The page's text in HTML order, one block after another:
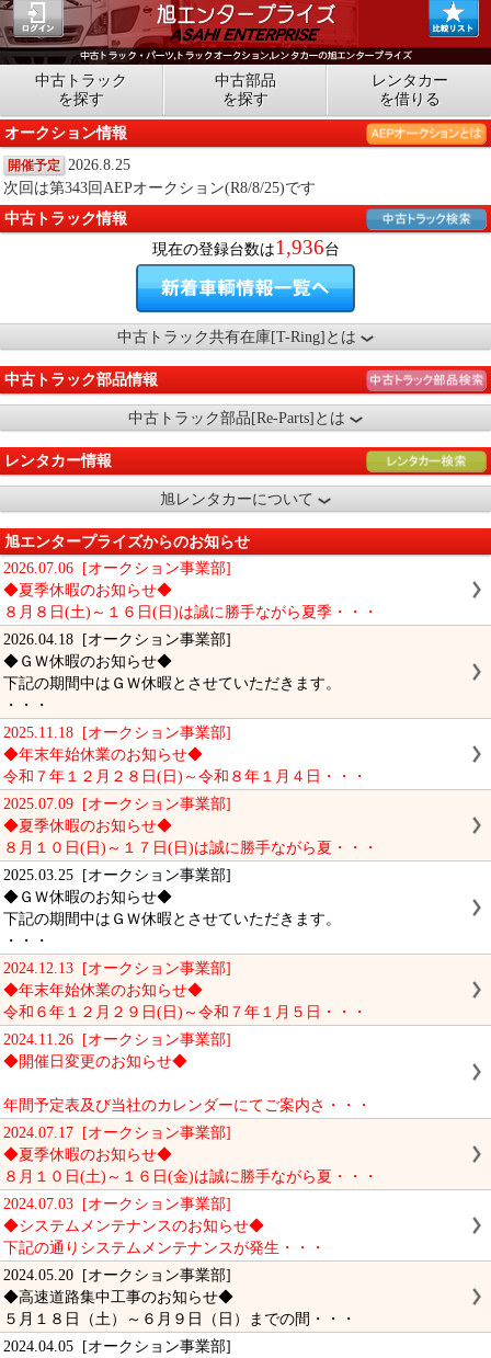
中古トラック
を探す
中古部品
を探す
レンタカー
を借りる
オークション情報
開催予定
2026.8.25
次回は第343回AEPオークション(R8/8/25)です
中古トラック情報
現在の登録台数は1,936台
中古トラック共有在庫[T-Ring]とは
中古トラック部品情報
中古トラック部品[Re-Parts]とは
レンタカー情報
旭レンタカーについて
旭エンタープライズからのお知らせ
2026.07.06 [オークション事業部]
◆夏季休暇のお知らせ◆
８月８日(土)～１６日(日)は誠に勝手ながら夏季・・・
2026.04.18 [オークション事業部]
◆ＧＷ休暇のお知らせ◆
下記の期間中はＧＷ休暇とさせていただきます。
・・・
2025.11.18 [オークション事業部]
◆年末年始休業のお知らせ◆
令和７年１２月２８日(日)～令和８年１月４日・・・
2025.07.09 [オークション事業部]
◆夏季休暇のお知らせ◆
８月１０日(日)～１７日(日)は誠に勝手ながら夏・・・
2025.03.25 [オークション事業部]
◆ＧＷ休暇のお知らせ◆
下記の期間中はＧＷ休暇とさせていただきます。
・・・
2024.12.13 [オークション事業部]
◆年末年始休業のお知らせ◆
令和６年１２月２９日(日)～令和７年１月５日・・・
2024.11.26 [オークション事業部]
◆開催日変更のお知らせ◆
年間予定表及び当社のカレンダーにてご案内さ・・・
2024.07.17 [オークション事業部]
◆夏季休暇のお知らせ◆
８月１０日(土)～１６日(金)は誠に勝手ながら夏・・・
2024.07.03 [オークション事業部]
◆システムメンテナンスのお知らせ◆
下記の通りシステムメンテナンスが発生・・・
2024.05.20 [オークション事業部]
◆高速道路集中工事のお知らせ◆
５月１８日（土）～６月９日（日）までの間・・・
2024.04.05 [オークション事業部]